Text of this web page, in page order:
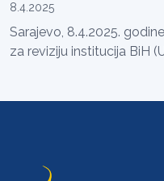
8.4.2025
Sarajevo, 8.4.2025.
za reviziju institucija BiH